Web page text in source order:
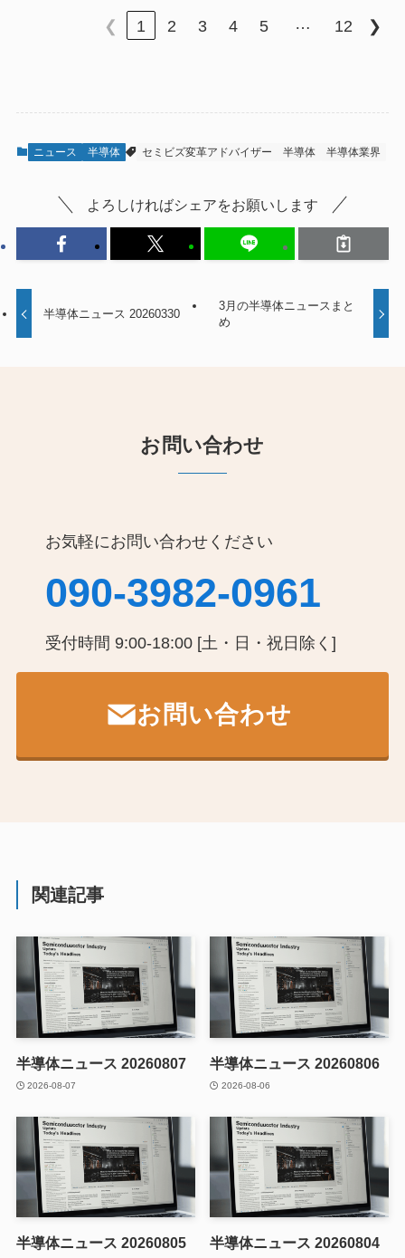
❮ 1 2 3 4 5 … 12 ❯
ニュース 半導体 セミビズ変革アドバイザー 半導体 半導体業界
よろしければシェアをお願いします
半導体ニュース 20260330
3月の半導体ニュースまと
め
お問い合わせ
お気軽にお問い合わせください
090-3982-0961
受付時間 9:00-18:00 [土・日・祝日除く]
お問い合わせ
関連記事
半導体ニュース 20260807
2026-08-07
半導体ニュース 20260806
2026-08-06
半導体ニュース 20260805 半導体ニュース 20260804